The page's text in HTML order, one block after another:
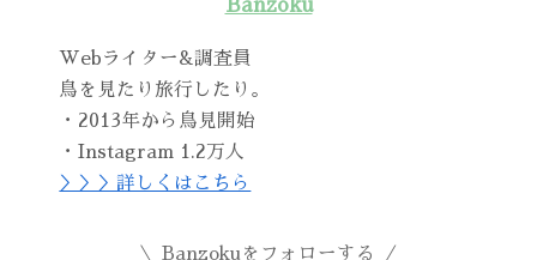
Banzoku
Webライター&調査員
鳥を見たり旅行したり。
・2013年から鳥見開始
・Instagram 1.2万人
＞＞＞詳しくはこちら
Banzokuをフォローする